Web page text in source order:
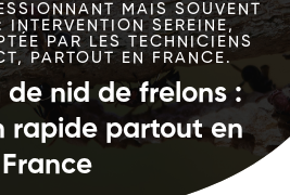
MAIS SOUVENT
INTERVENTION SEREINE,
PAR LES TECHNICIENS
PARTOUT EN FRANCE.
nid de frelons :
rapide partout en
France